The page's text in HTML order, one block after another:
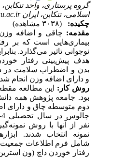
گروه پرستاری، واحد تنکابن،
اسلامی، تنکابن، ایران kh.hatamipour@iau.ac.ir
چکیده:
مقدمه:چاقی و اضافه وزن
بیماری‌هایی است که بر
نوجوانی تاثیر می‌گذارد.
هدف پیش‌بینی رفتار
بدن و اضطراب سلامت در
و دارای اضافه وزن انجام شد.
روش کار: این مطالعه
بود. جامعه پژوهش همه
دوم متوسطه چاق و دارای
نفر از آنها با روش
نمونه انتخاب شدند.
شامل فرم اطلاعات